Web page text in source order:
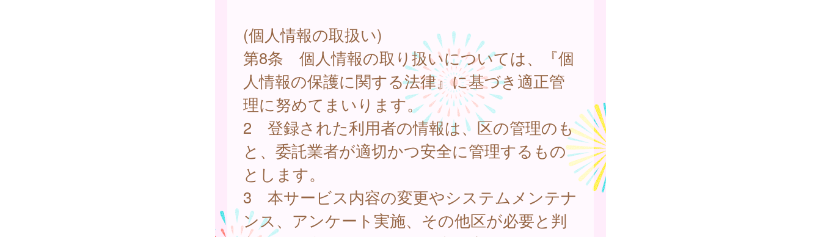
(個人情報の取扱い)
第8条 個人情報の取り扱いについては、『個
人情報の保護に関する法律』に基づき適正管
理に努めてまいります。
2 登録された利用者の情報は、区の管理のも
と、委託業者が適切かつ安全に管理するもの
とします。
3 本サービス内容の変更やシステムメンテナ
ンス、アンケート実施、その他区が必要と判